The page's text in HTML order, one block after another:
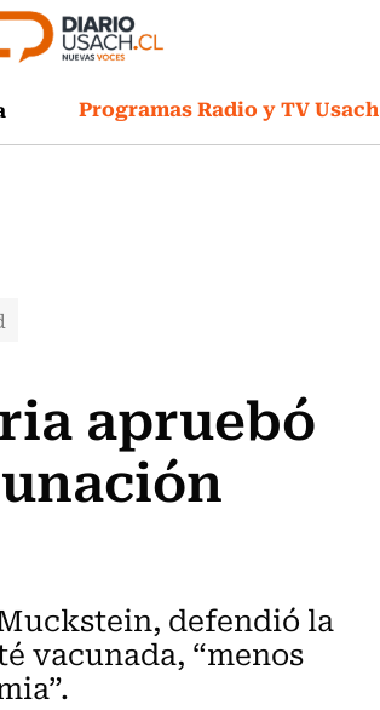
Programas Radio y TV Usach
apruebó
defendió la
vacunada, “menos